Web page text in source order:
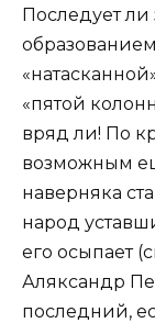
Последует
«пятой
вряд ли! По
возможным
наверняка
народ
его осыпает
Аляксандр
последний,